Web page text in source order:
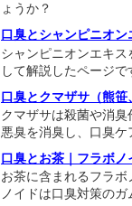
ょうか？
口臭とシャンピニオン
シャンピニオンエキ
して解説したページで
口臭とクマザサ（熊笹
クマザサは殺菌や消
悪臭を消臭し、口臭ケ
口臭とお茶｜フラボ
お茶に含まれるフラ
ノイドは口臭対策のガ